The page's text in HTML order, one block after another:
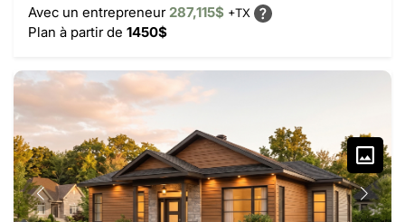
Avec un entrepreneur 287,115$ +TX
Plan à partir de 1450$